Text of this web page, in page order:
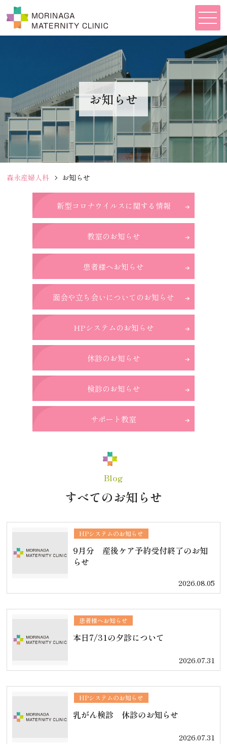
お知らせ
森永産婦人科 お知らせ
新型コロナウイルスに関する情報
教室のお知らせ
患者様へお知らせ
面会や立ち会いについてのお知らせ
HPシステムのお知らせ
休診のお知らせ
検診のお知らせ
サポート教室
Blog
すべてのお知らせ
HPシステムのお知らせ
9月分 産後ケア予約受付終了のお知
らせ
2026.08.05
患者様へお知らせ
本日7/31の夕診について
2026.07.31
HPシステムのお知らせ
乳がん検診 休診のお知らせ
2026.07.31